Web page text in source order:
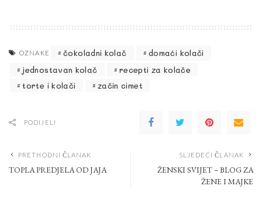
OZNAKE čokoladni kolač
domaći kolači
jednostavan kolač
recepti za kolače
torte i kolači
začin cimet
PODIJELI
PRETHODNI ČLANAK
TOPLA PREDJELA OD JAJA
SLJEDEĆI ČLANAK
ŽENSKI SVIJET – BLOG ZA
ŽENE I MAJKE